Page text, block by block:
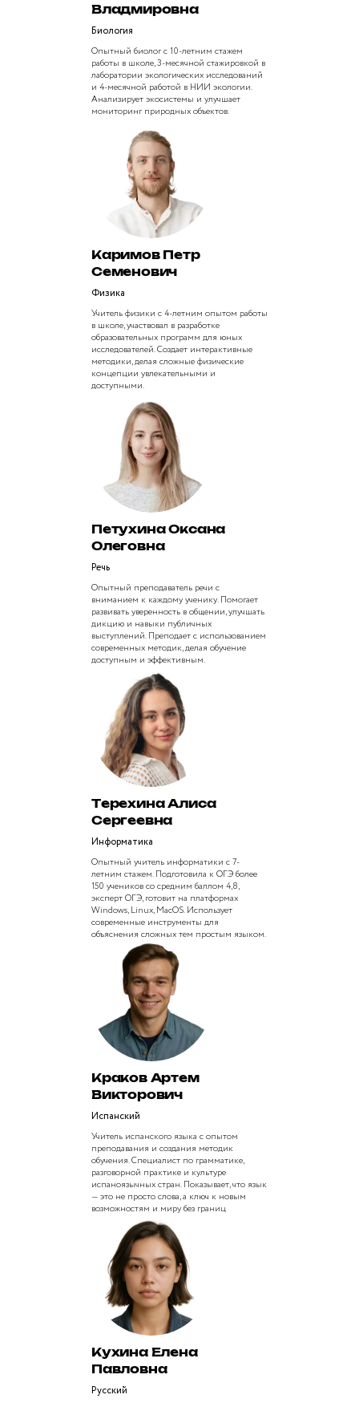
Владмировна
Биология
Опытный биолог с 10-летним стажем
работы в школе, 3-месячной стажировкой в
лаборатории экологических исследований
и 4-месячной работой в НИИ экологии.
Анализирует экосистемы и улучшает
мониторинг природных объектов.
Каримов Петр
Семенович
Физика
Учитель физики с 4-летним опытом работы
в школе, участвовал в разработке
образовательных программ для юных
исследователей. Создает интерактивные
методики, делая сложные физические
концепции увлекательными и
доступными.
Петухина Оксана
Олеговна
Речь
Опытный преподаватель речи с
вниманием к каждому ученику. Помогает
развивать уверенность в общении, улучшать
дикцию и навыки публичных
выступлений. Преподает с использованием
современных методик, делая обучение
доступным и эффективным.
Терехина Алиса
Сергеевна
Информатика
Опытный учитель информатики с 7-
летним стажем. Подготовила к ОГЭ более
150 учеников со средним баллом 4,8,
эксперт ОГЭ, готовит на платформах
Windows, Linux, MacOS. Использует
современные инструменты для
объяснения сложных тем простым языком.
Краков Артем
Викторович
Испанский
Учитель испанского языка с опытом
преподавания и создания методик
обучения. Специалист по грамматике,
разговорной практике и культуре
испаноязычных стран. Показывает, что язык
— это не просто слова, а ключ к новым
возможностям и миру без границ
Кухина Елена
Павловна
Русский